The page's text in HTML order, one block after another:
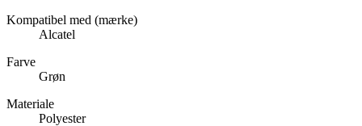
Kompatibel med (mærke)
Alcatel
Farve
Grøn
Materiale
Polyester